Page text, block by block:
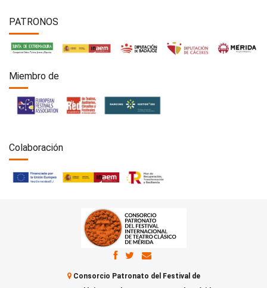
PATRONOS
Miembro de
Colaboración
Consorcio Patronato del Festival de